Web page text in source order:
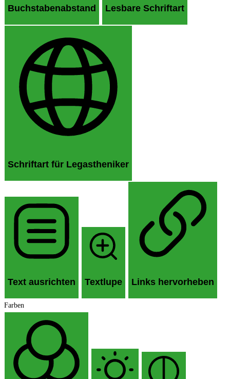
Buchstabenabstand Lesbare Schriftart
Schriftart für Legastheniker
Text ausrichten Textlupe Links hervorheben
Farben